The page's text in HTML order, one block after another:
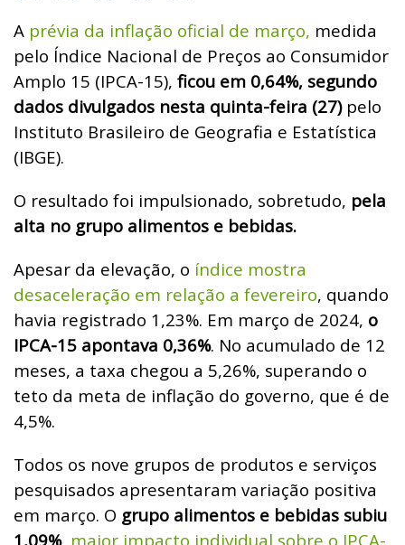
A prévia da inflação oficial de março, medida
pelo Índice Nacional de Preços ao Consumidor
Amplo 15 (IPCA-15), ficou em 0,64%, segundo
dados divulgados nesta quinta-feira (27) pelo
Instituto Brasileiro de Geografia e Estatística
(IBGE).
O resultado foi impulsionado, sobretudo, pela
alta no grupo alimentos e bebidas.
Apesar da elevação, o índice mostra
desaceleração em relação a fevereiro, quando
havia registrado 1,23%. Em março de 2024, o
IPCA-15 apontava 0,36%. No acumulado de 12
meses, a taxa chegou a 5,26%, superando o
teto da meta de inflação do governo, que é de
4,5%.
Todos os nove grupos de produtos e serviços
pesquisados apresentaram variação positiva
em março. O grupo alimentos e bebidas subiu
1,09%, maior impacto individual sobre o IPCA-